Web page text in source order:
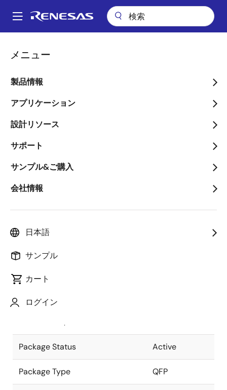
ン
Main
メニュー
製品情報
アプリケーション
設計リソース
サポート
サンプル&ご購入
会社情報
日本語
サンプル
カート
ログイン
パ
ン
く
ず
Name used to describe Renesas
A
Package code maintained as part of
JEITA Standard
The JEITA standard to which the
Package Status Active
Package Type QFP